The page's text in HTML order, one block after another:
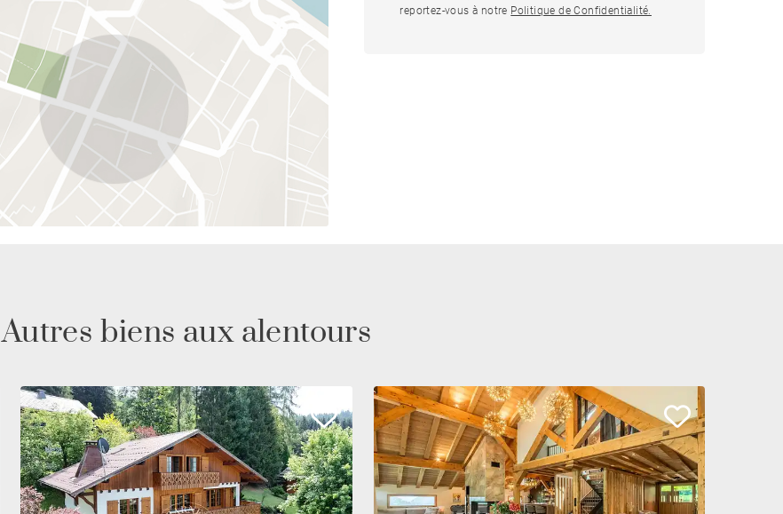
reportez-vous à notre Politique de Confidentialité.
Autres biens aux alentours